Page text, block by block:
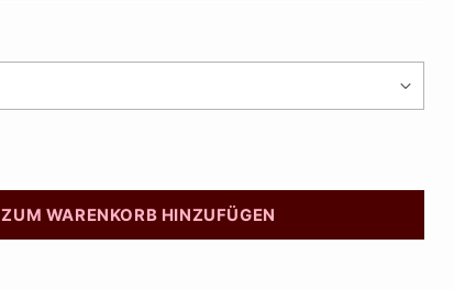
ZUM WARENKORB HINZUFÜGEN